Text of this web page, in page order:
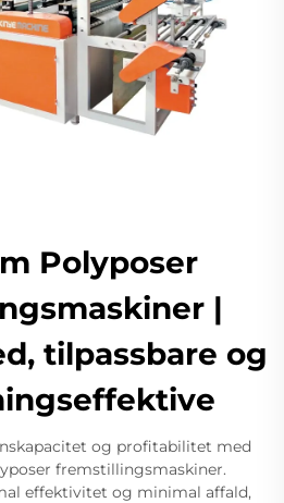
Polyposer
|
tilpassbare og
og profitabilitet med
fremstillingsmaskiner.
effektivitet og minimal affald,